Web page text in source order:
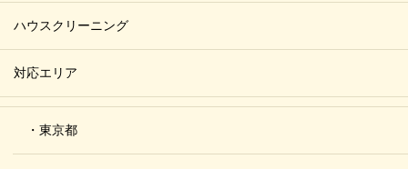
ハウスクリーニング
対応エリア
・東京都